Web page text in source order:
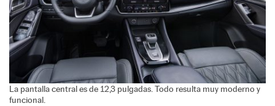
La pantalla central es de 12,3 pulgadas. Todo resulta muy moderno y
funcional.